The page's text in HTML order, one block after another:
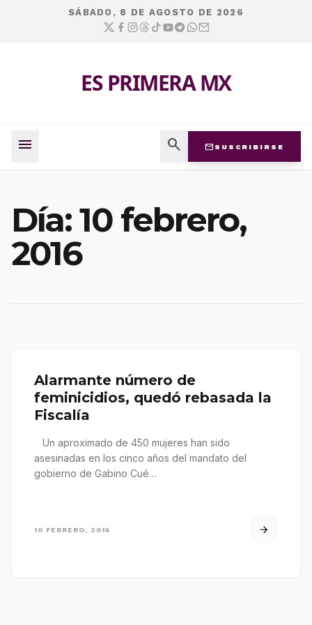
SÁBADO, 8 DE AGOSTO DE 2026
ES PRIMERA MX
menu search mail SUSCRIBIRSE
Día:10 febrero,
2016
Alarmante número de
feminicidios, quedó rebasada la
Fiscalía
Un aproximado de 450 mujeres han sido
asesinadas en los cinco años del mandato del
gobierno de Gabino Cué…
10 FEBRERO, 2016